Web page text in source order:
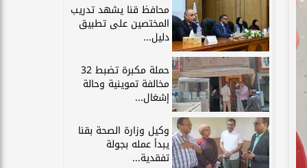
محافظ قنا يشهد تدريب
المختصين على تطبيق
دليل...
حملة مكبرة تضبط 32
مخالفة تموينية وحالة
إشغال...
وكيل وزارة الصحة بقنا
يبدأ عمله بجولة
تفقدية...